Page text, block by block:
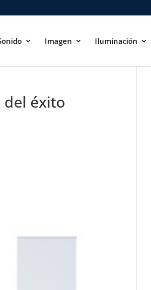
Imagen Iluminación
del éxito